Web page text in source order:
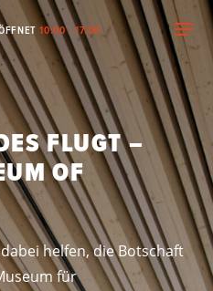
10:00 - 17:00
FLUGT –
OF
helfen, die Botschaft
für